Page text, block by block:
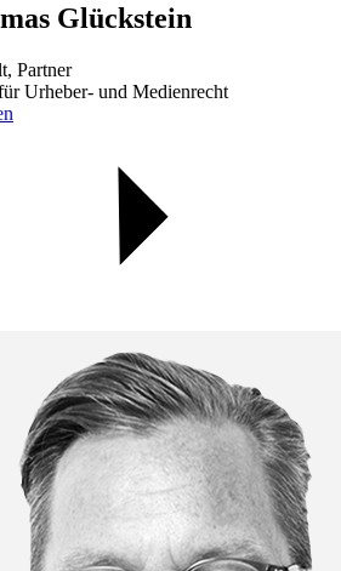
Glückstein
Partner
Urheber- und Medienrecht